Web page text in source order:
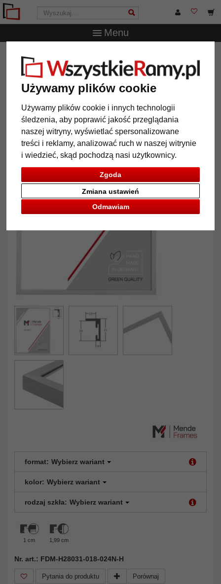
Używamy plików cookie
Używamy plików cookie i innych technologii
śledzenia, aby poprawić jakość przeglądania
naszej witryny, wyświetlać spersonalizowane
treści i reklamy, analizować ruch w naszej witrynie
i wiedzieć, skąd pochodzą nasi użytkownicy.
Zgoda
Odmawiam
Zmiana ustawień
Menu
WszystkieRamy.pl
aluminiowa Mookane
Rama aluminiowa Mookane
format: Wybierz wariant
kolor: Wybierz wariant
rodzaj szkła: Wybierz wariant
1 cm 1,99 cm
Nr. art.: FDM-H28031-018-024N-H
Pytania do produktu Porównaj